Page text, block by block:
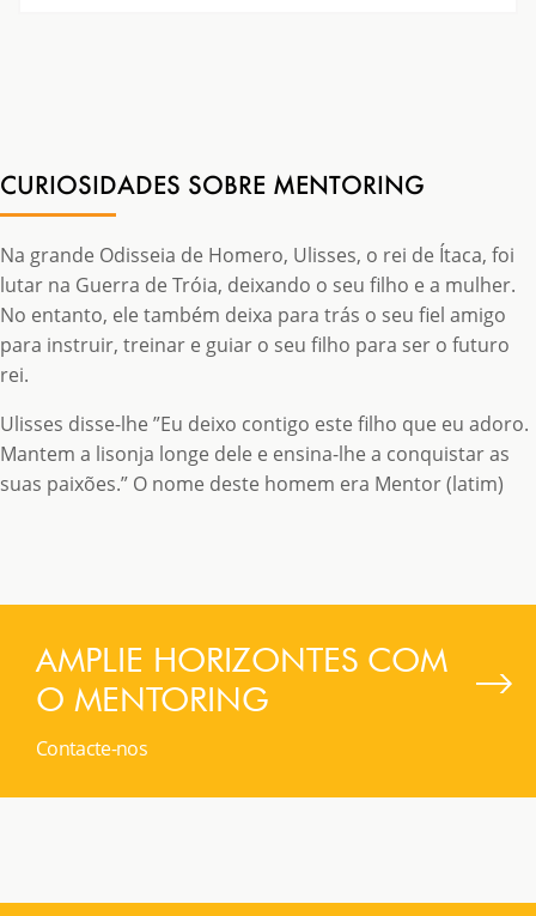
CURIOSIDADES SOBRE MENTORING
Na grande Odisseia de Homero, Ulisses, o rei de Ítaca, foi
lutar na Guerra de Tróia, deixando o seu filho e a mulher.
No entanto, ele também deixa para trás o seu fiel amigo
para instruir, treinar e guiar o seu filho para ser o futuro
rei.
Ulisses disse-lhe ”Eu deixo contigo este filho que eu adoro.
Mantem a lisonja longe dele e ensina-lhe a conquistar as
suas paixões.” O nome deste homem era Mentor (latim)
AMPLIE HORIZONTES COM
O MENTORING
Contacte-nos